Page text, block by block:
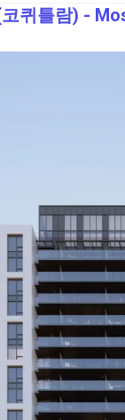
퀴틀람) -